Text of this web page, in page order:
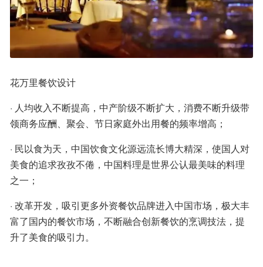
花万里餐饮设计
· 人均收入不断提高，中产阶级不断扩大，消费不断升级带
领商务应酬、聚会、节日家庭外出用餐的频率增高；
· 民以食为天，中国饮食文化源远流长博大精深，使国人对
美食的追求孜孜不倦，中国料理是世界公认最美味的料理
之一；
· 改革开发，吸引更多外资餐饮品牌进入中国市场，极大丰
富了国内的餐饮市场，不断融合创新餐饮的烹调技法，提
升了美食的吸引力。